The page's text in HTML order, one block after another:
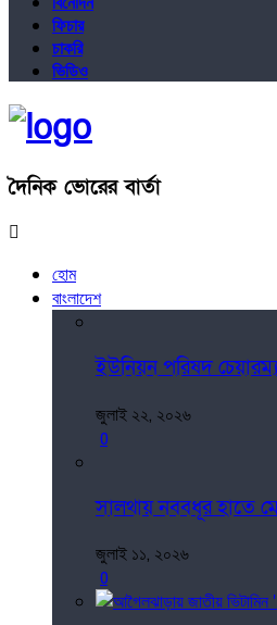
ফিচার
চাকরি
ভিডিও
দৈনিক ভোরের বার্তা
হোম
বাংলাদেশ
ইউনিয়ন পরিষদ
জুলাই ২২, ২০২৬
0
সালথায় নববধূর হাতে
জুলাই ১১, ২০২৬
0